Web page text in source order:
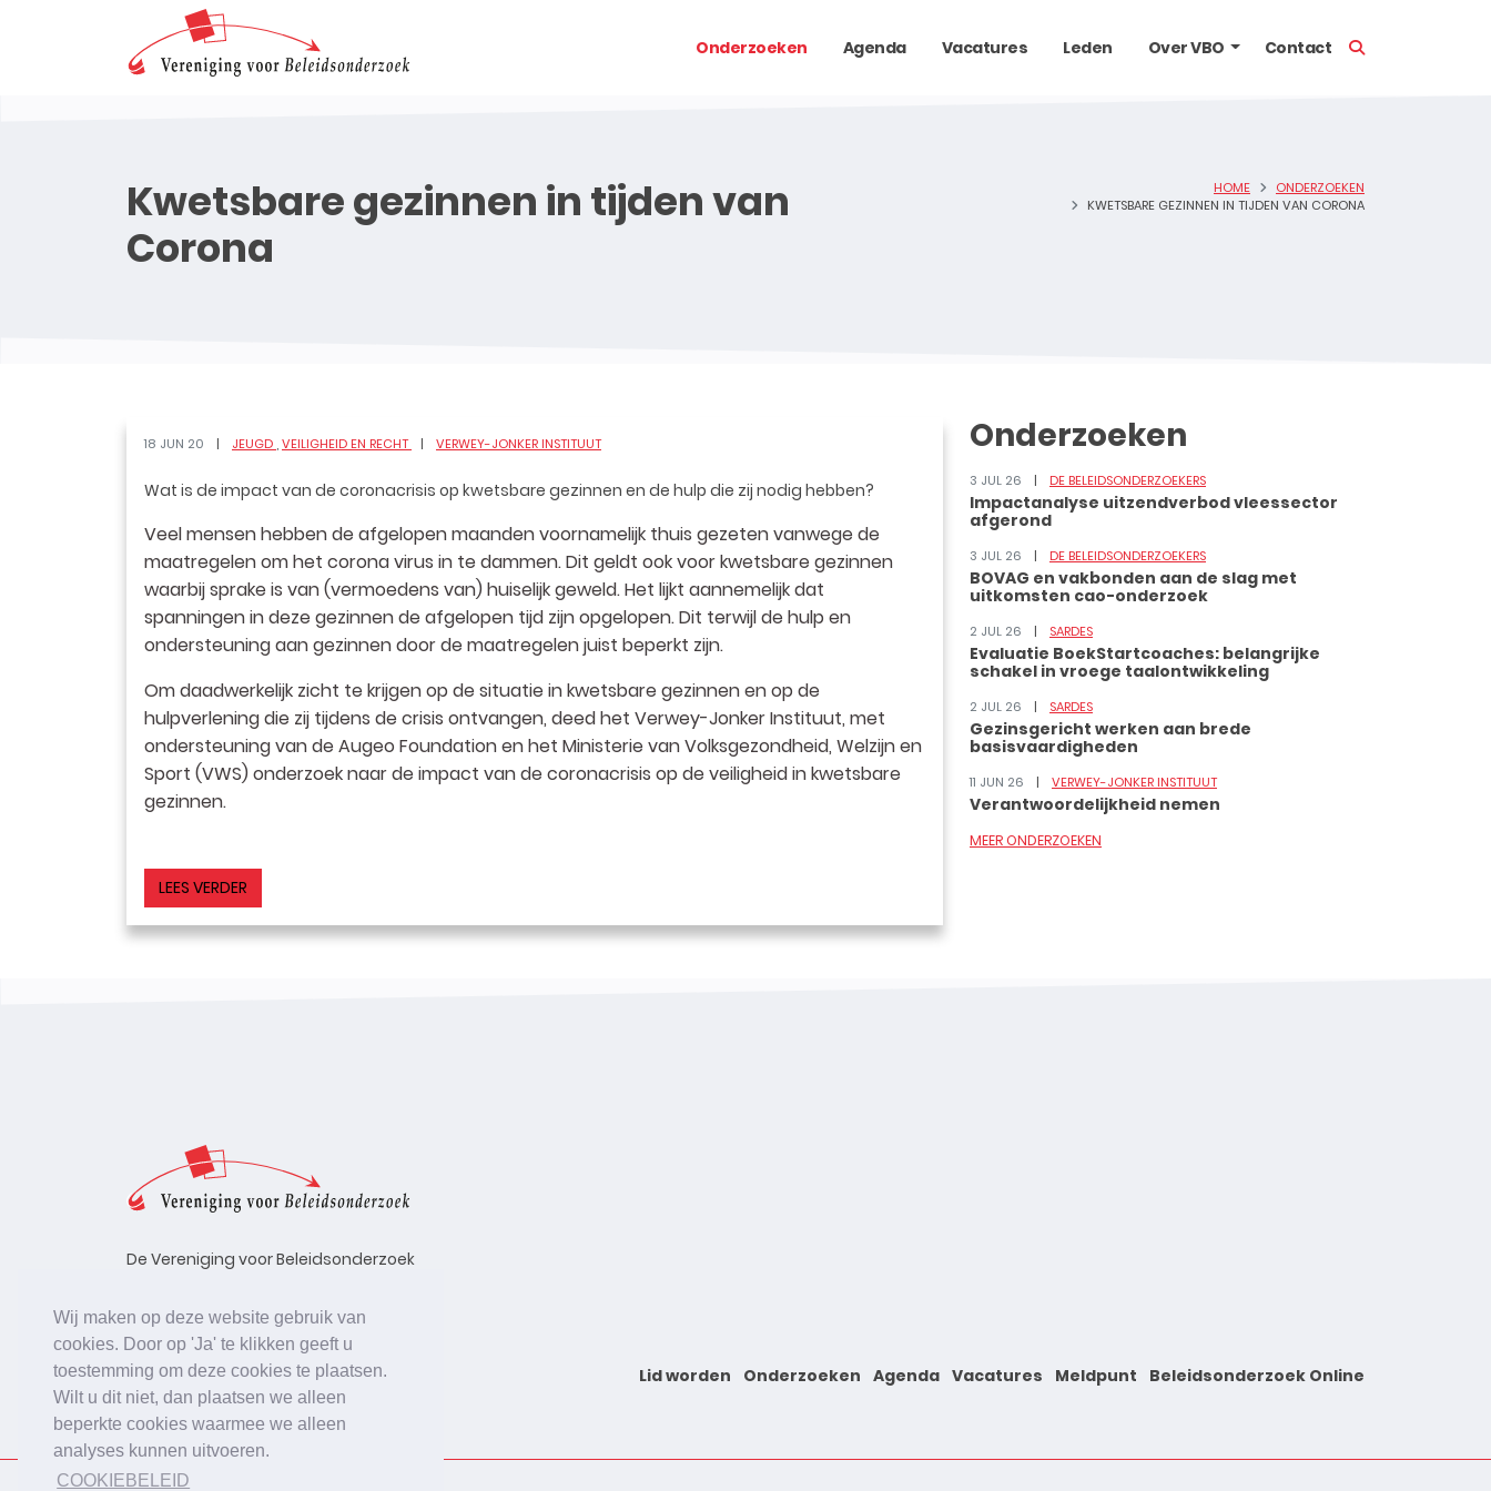
Wij maken op deze website gebruik van
cookies. Door op 'Ja' te klikken geeft u
toestemming om deze cookies te plaatsen.
Wilt u dit niet, dan plaatsen we alleen
beperkte cookies waarmee we alleen
analyses kunnen uitvoeren.
COOKIEBELEID
Onderzoeken Agenda Vacatures Leden Over VBO Contact
Kwetsbare gezinnen in tijden van
Corona
HOME
ONDERZOEKEN
KWETSBARE GEZINNEN IN TIJDEN VAN CORONA
18 JUN 20 JEUGD VEILIGHEID EN RECHT VERWEY-JONKER INSTITUUT
Wat is de impact van de coronacrisis op kwetsbare gezinnen en de hulp die zij nodig hebben?
Veel mensen hebben de afgelopen maanden voornamelijk thuis gezeten vanwege de
maatregelen om het corona virus in te dammen. Dit geldt ook voor kwetsbare gezinnen
waarbij sprake is van (vermoedens van) huiselijk geweld. Het lijkt aannemelijk dat
spanningen in deze gezinnen de afgelopen tijd zijn opgelopen. Dit terwijl de hulp en
ondersteuning aan gezinnen door de maatregelen juist beperkt zijn.
Om daadwerkelijk zicht te krijgen op de situatie in kwetsbare gezinnen en op de
hulpverlening die zij tijdens de crisis ontvangen, deed het Verwey-Jonker Instituut, met
ondersteuning van de Augeo Foundation en het Ministerie van Volksgezondheid, Welzijn en
Sport (VWS) onderzoek naar de impact van de coronacrisis op de veiligheid in kwetsbare
gezinnen.
LEES VERDER
Onderzoeken
3 JUL 26 DE BELEIDSONDERZOEKERS
Impactanalyse uitzendverbod vleessector
afgerond
3 JUL 26 DE BELEIDSONDERZOEKERS
BOVAG en vakbonden aan de slag met
uitkomsten cao-onderzoek
2 JUL 26 SARDES
Evaluatie BoekStartcoaches: belangrijke
schakel in vroege taalontwikkeling
2 JUL 26 SARDES
Gezinsgericht werken aan brede
basisvaardigheden
11 JUN 26 VERWEY-JONKER INSTITUUT
Verantwoordelijkheid nemen
MEER ONDERZOEKEN
De Vereniging voor Beleidsonderzoek
bevorderen van beleidsonderzoek,
uitgevoerd in opdracht van
beleidsinstanties, uitvoerende
organisaties en bedrijfsleven.
Lid worden Onderzoeken Agenda Vacatures Meldpunt Beleidsonderzoek Online